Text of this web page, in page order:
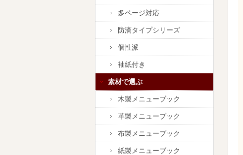
多ページ対応
防滴タイプシリーズ
個性派
袖紙付き
素材で選ぶ
木製メニューブック
革製メニューブック
布製メニューブック
紙製メニューブック